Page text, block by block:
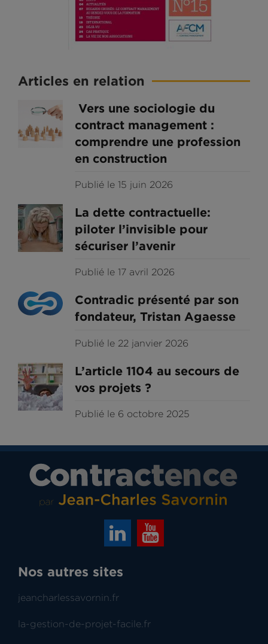
Articles en relation
Vers une sociologie du
contract management :
comprendre une profession
en construction
Publié le 15 juin 2026
La dette contractuelle:
piloter l’invisible pour
sécuriser l’avenir
Publié le 17 avril 2026
Contradic présenté par son
fondateur, Tristan Agaesse
Publié le 22 janvier 2026
L’article 1104 au secours de
vos projets ?
Publié le 6 octobre 2025
Nos autres sites
jeancharlessavornin.fr
la-gestion-de-projet-facile.fr